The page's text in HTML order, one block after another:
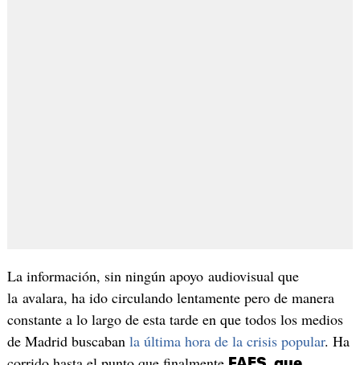
La información, sin ningún apoyo audiovisual que
la avalara, ha ido circulando lentamente pero de manera
constante a lo largo de esta tarde en que todos los medios
de Madrid buscabanla última hora de la crisis popular. Ha